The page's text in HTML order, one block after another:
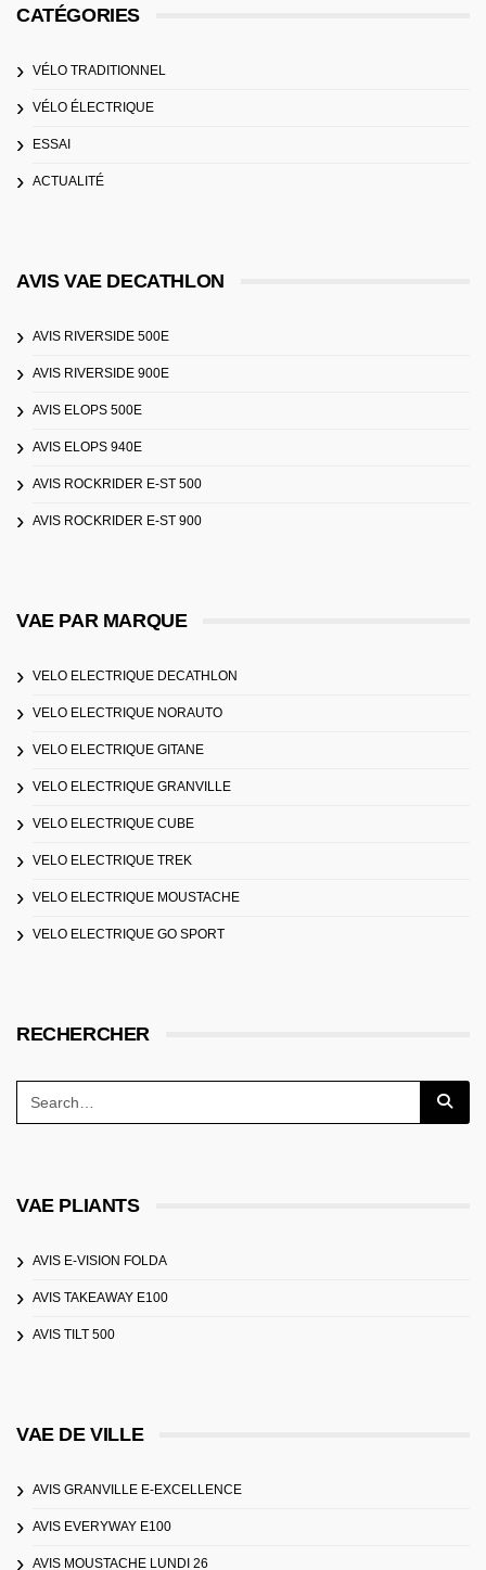
CATÉGORIES
VÉLO TRADITIONNEL
VÉLO ÉLECTRIQUE
ESSAI
ACTUALITÉ
AVIS VAE DECATHLON
AVIS RIVERSIDE 500E
AVIS RIVERSIDE 900E
AVIS ELOPS 500E
AVIS ELOPS 940E
AVIS ROCKRIDER E-ST 500
AVIS ROCKRIDER E-ST 900
VAE PAR MARQUE
VELO ELECTRIQUE DECATHLON
VELO ELECTRIQUE NORAUTO
VELO ELECTRIQUE GITANE
VELO ELECTRIQUE GRANVILLE
VELO ELECTRIQUE CUBE
VELO ELECTRIQUE TREK
VELO ELECTRIQUE MOUSTACHE
VELO ELECTRIQUE GO SPORT
RECHERCHER
VAE PLIANTS
AVIS E-VISION FOLDA
AVIS TAKEAWAY E100
AVIS TILT 500
VAE DE VILLE
AVIS GRANVILLE E-EXCELLENCE
AVIS EVERYWAY E100
AVIS MOUSTACHE LUNDI 26